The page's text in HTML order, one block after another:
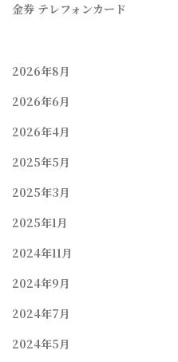
金券 テレフォンカード
2026年8月
2026年6月
2026年4月
2025年5月
2025年3月
2025年1月
2024年11月
2024年9月
2024年7月
2024年5月